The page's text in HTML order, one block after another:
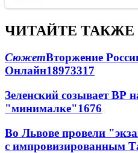
ЧИТАЙТЕ ТАКЖЕ
СюжетВторжение
Онлайн18973317
Зеленский созывает ВР
"минималке"1676
Во Львове провели
с импровизированным